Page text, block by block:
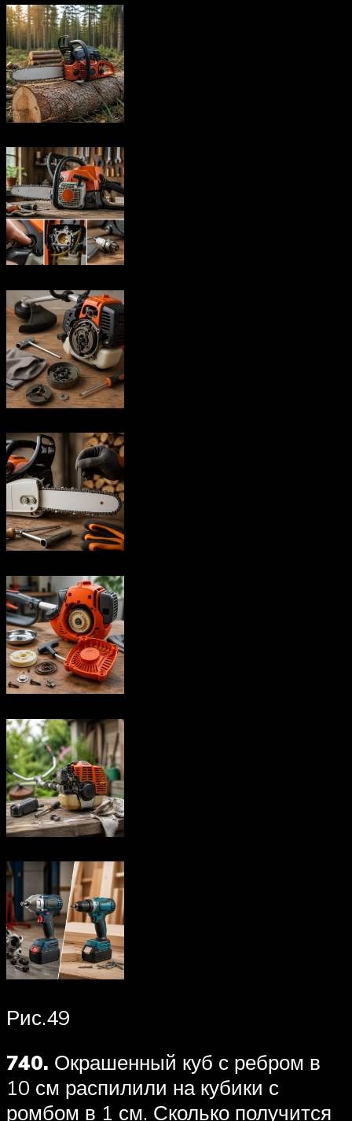
Рис.49
740. Окрашенный куб с ребром в
10 см распилили на кубики с
ромбом в 1 см. Сколько получится